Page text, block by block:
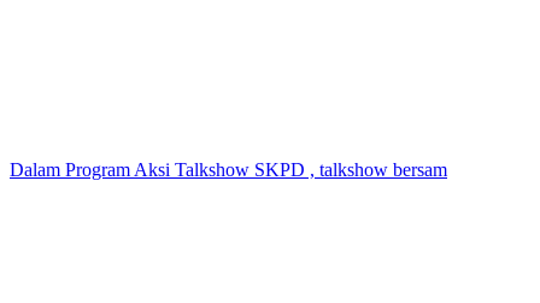
Dalam Program Aksi Talkshow SKPD , talkshow bersam